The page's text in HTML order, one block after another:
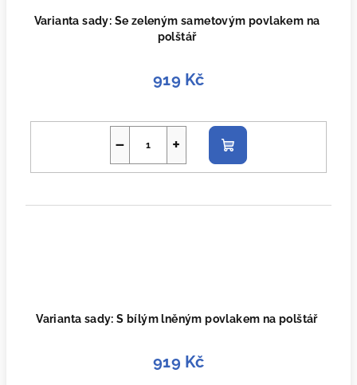
Varianta sady: Se zeleným sametovým povlakem na
polštář
919 Kč
+
−
Do
košíku
Varianta sady: S bílým lněným povlakem na polštář
919 Kč